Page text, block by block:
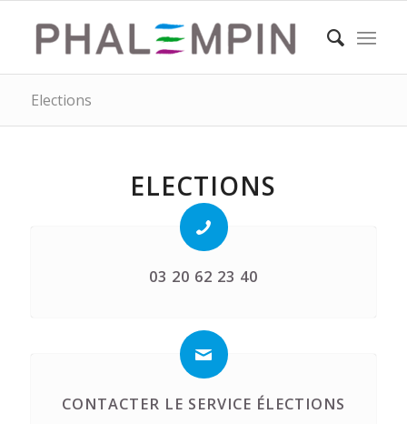
Elections
ELECTIONS
03 20 62 23 40
CONTACTER LE SERVICE ÉLECTIONS